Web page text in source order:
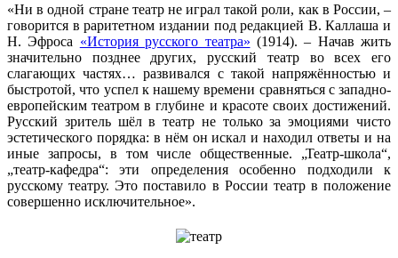
«Ни в одной стране театр не играл такой роли, как в России, –
говорится в раритетном издании под редакцией В. Каллаша и
Н. Эфроса «История русского театра» (1914). – Начав жить
значительно позднее других, русский театр во всех его
слагающих частях… развивался с такой напряжённостью и
быстротой, что успел к нашему времени сравняться с западно-
европейским театром в глубине и красоте своих достижений.
Русский зритель шёл в театр не только за эмоциями чисто
эстетического порядка: в нём он искал и находил ответы и на
иные запросы, в том числе общественные. „Театр-школа“,
„театр-кафедра“: эти определения особенно подходили к
русскому театру. Это поставило в России театр в положение
совершенно исключительное».